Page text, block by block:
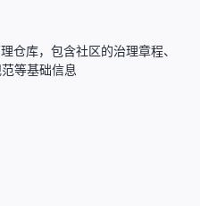
仓库，包含社区的治理章程、
等基础信息